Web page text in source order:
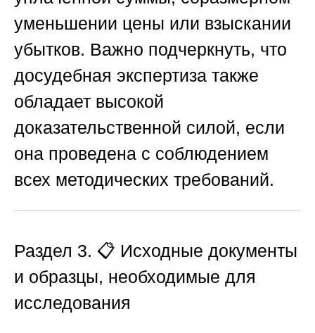
уменьшении цены или взыскании
убытков. Важно подчеркнуть, что
досудебная экспертиза также
обладает высокой
доказательственной силой, если
она проведена с соблюдением
всех методических требований.
Раздел 3. 📋 Исходные документы
и образцы, необходимые для
исследования